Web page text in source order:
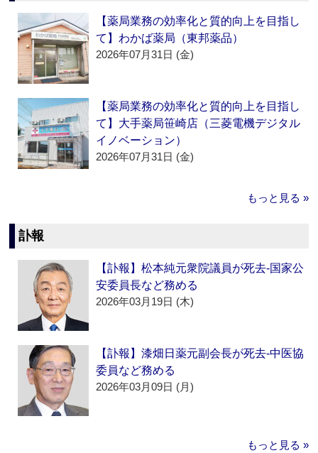
【薬局業務の効率化と質的向上を目指し
て】わかば薬局（東邦薬品）
2026年07月31日 (金)
【薬局業務の効率化と質的向上を目指し
て】大手薬局笹崎店（三菱電機デジタル
イノベーション）
2026年07月31日 (金)
もっと見る »
訃報
【訃報】松本純元衆院議員が死去‐国家公
安委員長など務める
2026年03月19日 (木)
【訃報】漆畑日薬元副会長が死去‐中医協
委員など務める
2026年03月09日 (月)
もっと見る »